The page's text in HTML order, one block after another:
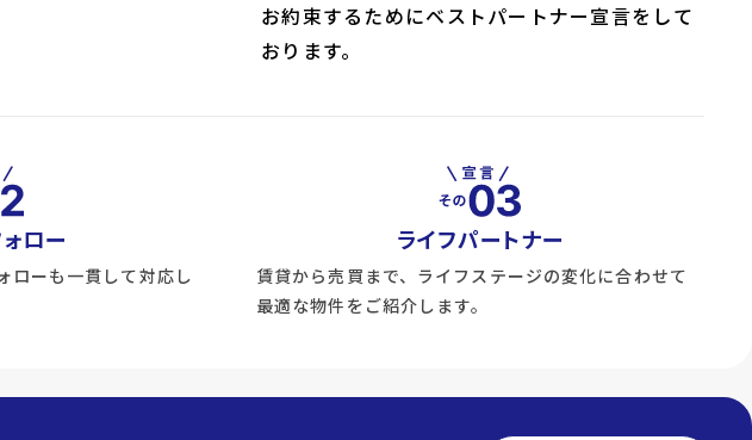
お約束するためにベストパートナー宣言をして
おります。
ロー
ローも一貫して対応し
ライフパートナー
賃貸から売買まで、ライフステージの変化に合わせて
最適な物件をご紹介します。